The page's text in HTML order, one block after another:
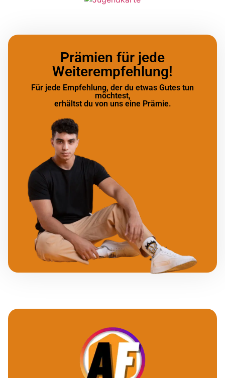
Prämien für jede
Weiterempfehlung!
Für jede Empfehlung, der du etwas Gutes tun
möchtest,
erhältst du von uns eine Prämie.